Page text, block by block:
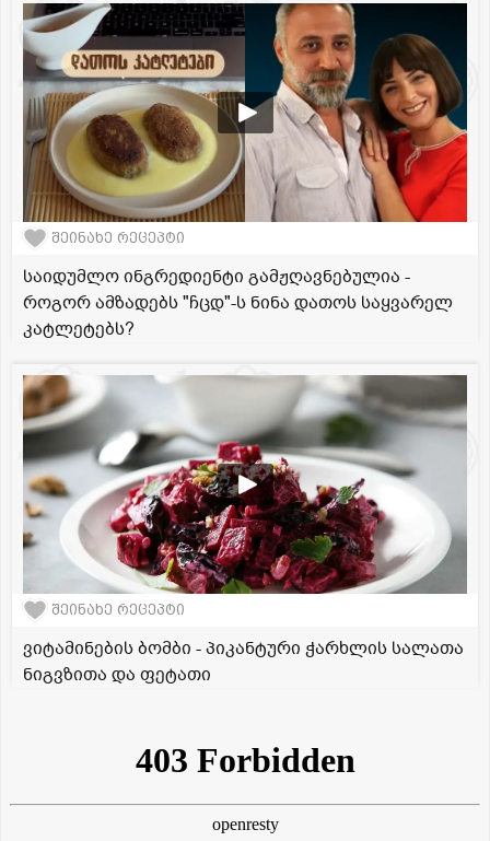
შეინახე რეცეპტი
საიდუმლო ინგრედიენტი გამჟღავნებულია -
როგორ ამზადებს "ჩცდ"-ს ნინა დათოს საყვარელ
კატლეტებს?
შეინახე რეცეპტი
ვიტამინების ბომბი - პიკანტური ჭარხლის სალათა
ნიგვზითა და ფეტათი